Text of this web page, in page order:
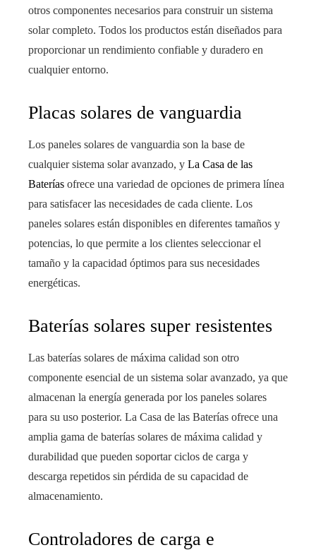
otros componentes necesarios para construir un sistema
solar completo. Todos los productos están diseñados para
proporcionar un rendimiento confiable y duradero en
cualquier entorno.
Placas solares de vanguardia
Los paneles solares de vanguardia son la base de
cualquier sistema solar avanzado, y La Casa de las
Baterías ofrece una variedad de opciones de primera línea
para satisfacer las necesidades de cada cliente. Los
paneles solares están disponibles en diferentes tamaños y
potencias, lo que permite a los clientes seleccionar el
tamaño y la capacidad óptimos para sus necesidades
energéticas.
Baterías solares super resistentes
Las baterías solares de máxima calidad son otro
componente esencial de un sistema solar avanzado, ya que
almacenan la energía generada por los paneles solares
para su uso posterior. La Casa de las Baterías ofrece una
amplia gama de baterías solares de máxima calidad y
durabilidad que pueden soportar ciclos de carga y
descarga repetidos sin pérdida de su capacidad de
almacenamiento.
Controladores de carga e